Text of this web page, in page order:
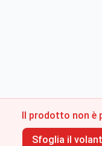
Il prodotto non è
Sfoglia il